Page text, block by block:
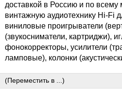
доставкой в Россию и по всему
винтажную аудиотехнику Hi-Fi
виниловые проигрыватели
(звукосниматели, картриджи),
фонокорректоры, усилители
ламповые), колонки